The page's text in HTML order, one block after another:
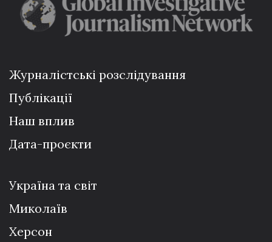
Журналістські розслідування
Публікації
Наш вплив
Дата-проєкти
Україна та світ
Миколаїв
Херсон